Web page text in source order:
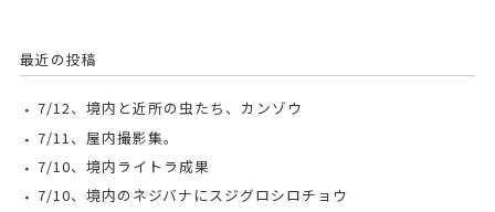
最近の投稿
7/12、境内と近所の虫たち、カンゾウ
7/11、屋内撮影集。
7/10、境内ライトラ成果
7/10、境内のネジバナにスジグロシロチョウ